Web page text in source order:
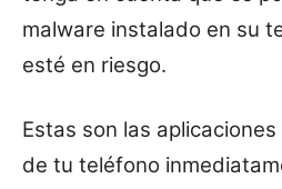
malware instalado en su
esté en riesgo.
Estas son las
de tu teléfono